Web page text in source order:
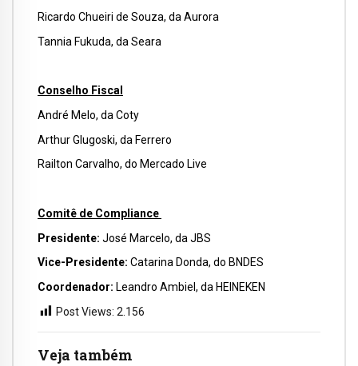
Veja também
Ricardo Chueiri de Souza, da Aurora
Tannia Fukuda, da Seara
Conselho Fiscal
André Melo, da Coty
Arthur Glugoski, da Ferrero
Railton Carvalho, do Mercado Live
Comitê de Compliance
Presidente: José Marcelo, da JBS
Vice-Presidente: Catarina Donda, do BNDES
Coordenador: Leandro Ambiel, da HEINEKEN
Post Views: 2.156